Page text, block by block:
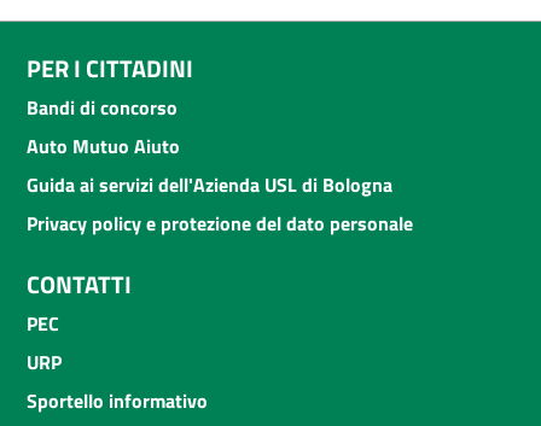
PER I CITTADINI
Bandi di concorso
Auto Mutuo Aiuto
Guida ai servizi dell'Azienda USL di Bologna
Privacy policy e protezione del dato personale
CONTATTI
PEC
URP
Sportello informativo